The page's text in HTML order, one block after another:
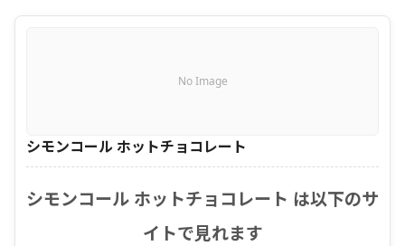
No Image
シモンコール ホットチョコレート
シモンコール ホットチョコレート は以下のサ
イトで見れます